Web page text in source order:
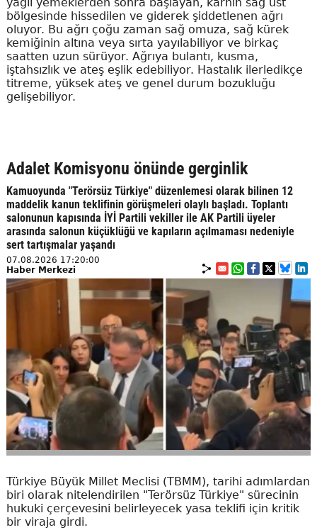
bölgesinde hissedilen ve giderek şiddetlenen ağrı
oluyor. Bu ağrı çoğu zaman sağ omuza, sağ kürek
kemiğinin altına veya sırta yayılabiliyor ve birkaç
saatten uzun sürüyor. Ağrıya bulantı, kusma,
iştahsızlık ve ateş eşlik edebiliyor. Hastalık ilerledikçe
titreme, yüksek ateş ve genel durum bozukluğu
gelişebiliyor.
Adalet Komisyonu önünde gerginlik
Kamuoyunda "Terörsüz Türkiye" düzenlemesi olarak bilinen 12
maddelik kanun teklifinin görüşmeleri olaylı başladı. Toplantı
salonunun kapısında İYİ Partili vekiller ile AK Partili üyeler
arasında salonun küçüklüğü ve kapıların açılmaması nedeniyle
sert tartışmalar yaşandı
07.08.2026 17:20:00
Haber Merkezi
Türkiye Büyük Millet Meclisi (TBMM), tarihi adımlardan
biri olarak nitelendirilen "Terörsüz Türkiye" sürecinin
hukuki çerçevesini belirleyecek yasa teklifi için kritik
bir viraja girdi.